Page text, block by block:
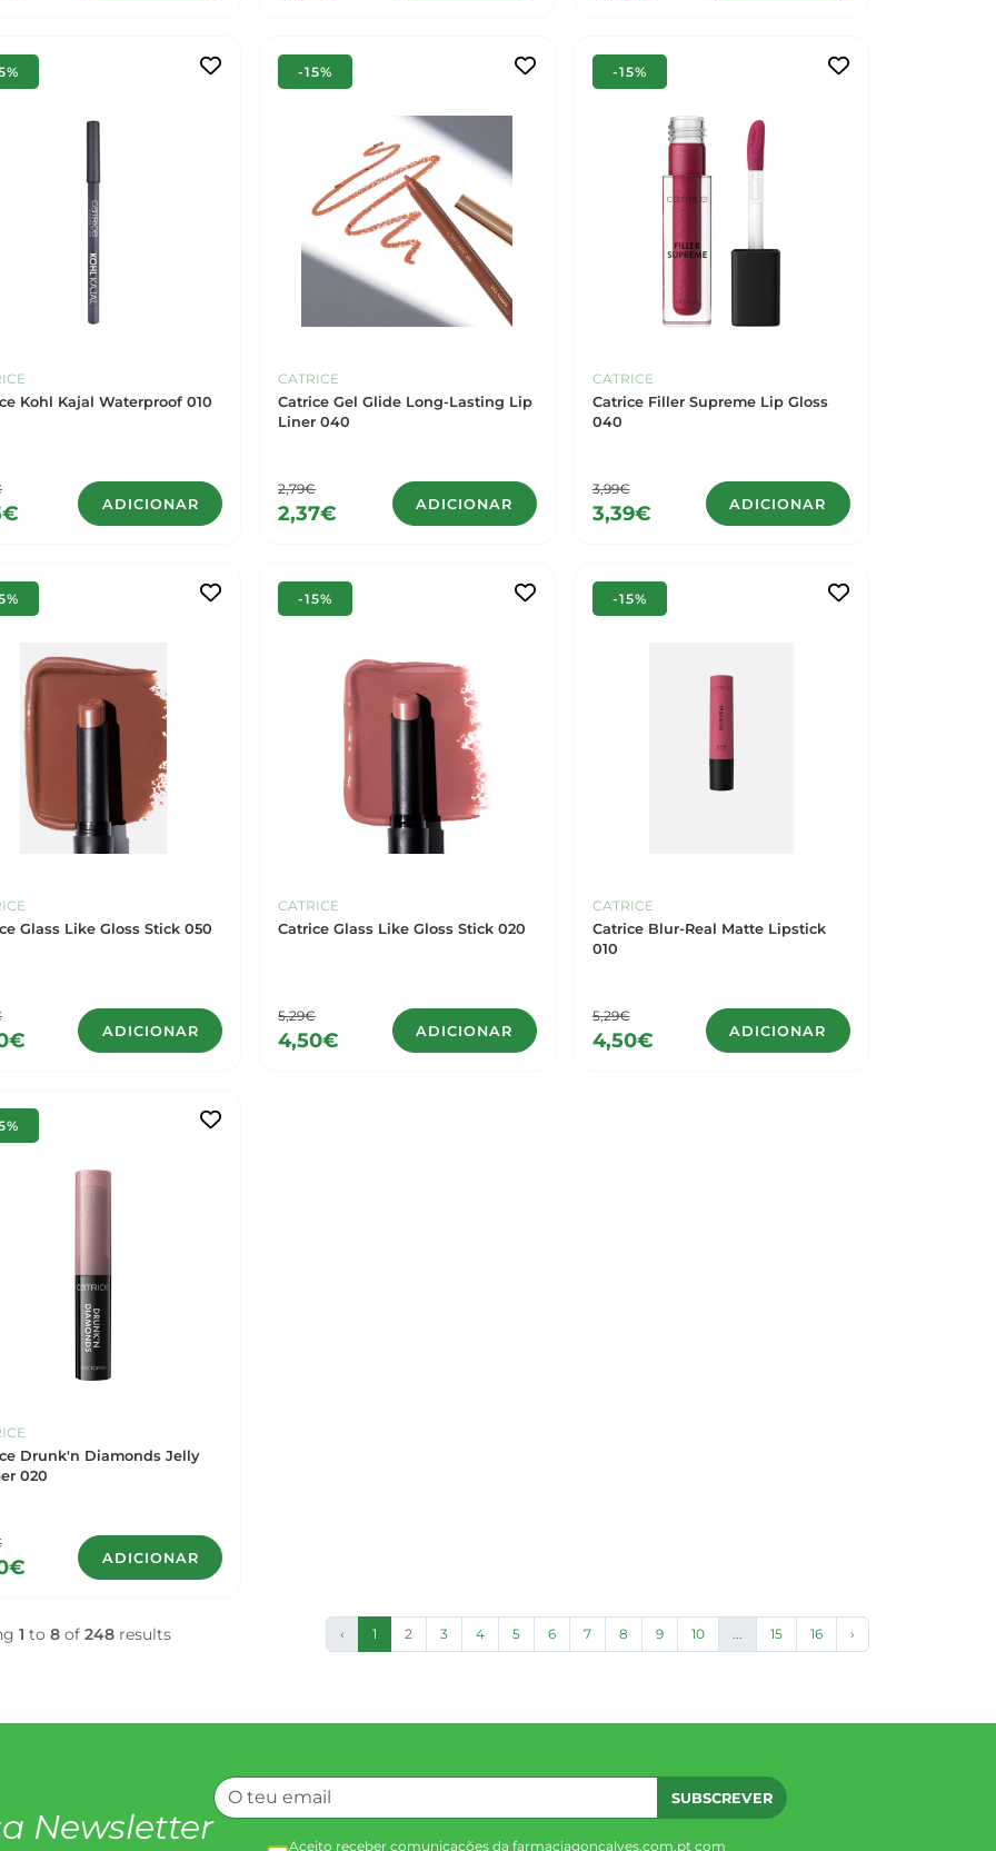
Kohl Kajal Waterproof 010
ADICIONAR
-15%
CATRICE
Catrice Gel Glide Long-Lasting Lip
Liner 040
2,79€
2,37€ ADICIONAR
-15%
CATRICE
Catrice Filler Supreme Lip Gloss
040
3,99€
3,39€ ADICIONAR
Glass Like Gloss Stick 050
ADICIONAR
-15%
CATRICE
Catrice Glass Like Gloss Stick 020
5,29€
4,50€ ADICIONAR
-15%
CATRICE
Catrice Blur-Real Matte Lipstick
010
5,29€
4,50€ ADICIONAR
Drunk'n Diamonds Jelly
020
ADICIONAR
1 to 8 of 248 results ‹ 1 2 3 4 5 6 7 8 9 10 ... 15 16 ›
Newsletter
SUBSCREVER
Aceito receber comunicações da farmaciagoncalves.com.pt com